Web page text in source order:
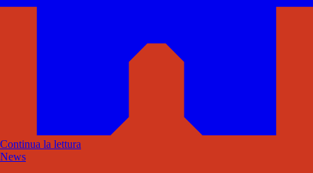
Continua la lettura
News